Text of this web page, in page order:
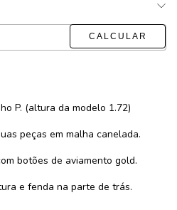
ALTERAR CEP
P. (altura da modelo 1.72)
peças em malha canelada.
botões de aviamento gold.
e fenda na parte de trás.